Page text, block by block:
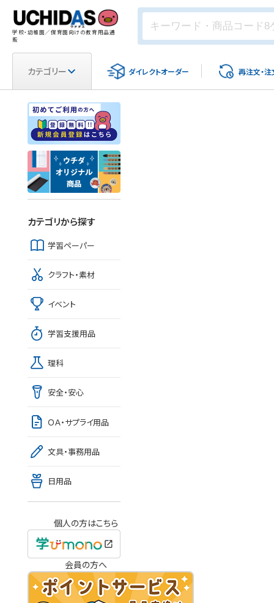
学校・幼稚園／保育園向けの教育用品通
販
カテゴリー ダイレクトオーダー 再注文・注
カテゴリから探す
学習ペーパー
クラフト・素材
イベント
学習支援用品
理科
安全・安心
ＯＡ・サプライ用品
文具・事務用品
日用品
個人の方はこちら
会員の方へ